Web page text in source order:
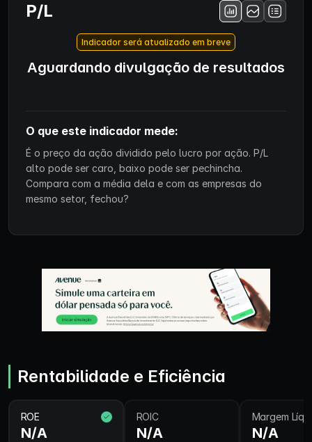
P/L
Indicador será atualizado em breve
Aguardando divulgação de resultados
O que este indicador mede:
É o preço da ação dividido pelo lucro por ação. P/L
alto pode ser caro, baixo pode ser pechincha.
Compara com a média dela e com as empresas do
mesmo setor, fechou?
Rentabilidade e Eficiência
ROE
N/A
ROIC
N/A
Margem
N/A